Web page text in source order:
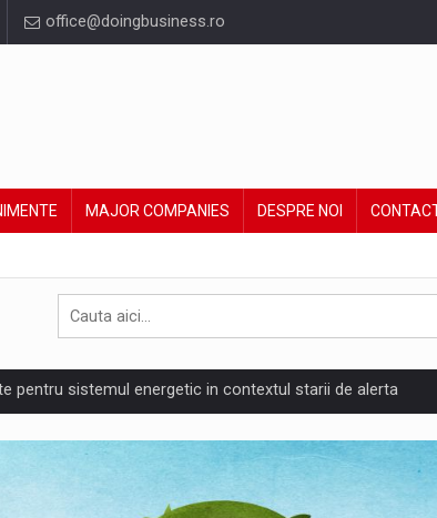
office@doingbusiness.ro
MAJOR COMPANIES DESPRE NOI
care pedepseste granitele?
Reveals About Bakuchiol's Evolution
noilor reglementari UE privind ambalajele pot risca